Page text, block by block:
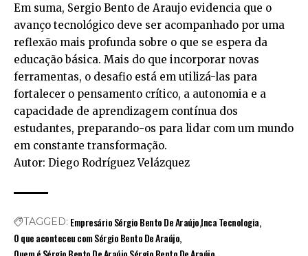
Em suma, Sergio Bento de Araujo evidencia que o
avanço tecnológico deve ser acompanhado por uma
reflexão mais profunda sobre o que se espera da
educação básica. Mais do que incorporar novas
ferramentas, o desafio está em utilizá-las para
fortalecer o pensamento crítico, a autonomia e a
capacidade de aprendizagem contínua dos
estudantes, preparando-os para lidar com um mundo
em constante transformação.
Autor: Diego Rodríguez Velázquez
TAGGED: Empresário Sérgio Bento De AraújoInca Tecnologia
O que aconteceu com Sérgio Bento De Araújo